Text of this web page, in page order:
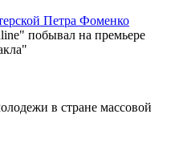
Петра Фоменко
побывал на премьере
в стране массовой